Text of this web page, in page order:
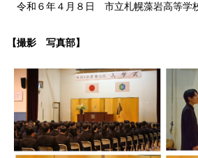
令和６年４月８日 市立札幌藻岩高
【撮影 写真部】